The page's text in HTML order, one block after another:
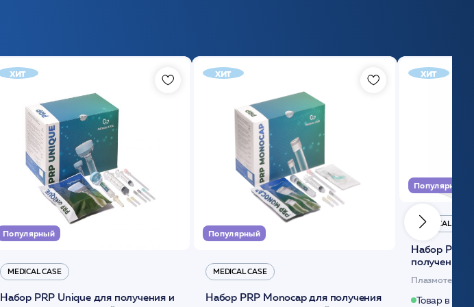
хит
Популярный
MEDICAL CASE
Набор PRP Unique для получения и
хит
Популярный
MEDICAL CASE
Набор PRP Monocap для получения
хит
Популярный
MEDICAL CASE
Набор Plasmoactive Стандарт для
получения
плазмы
Товар в